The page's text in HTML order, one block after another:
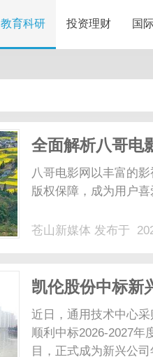
教育科研 投资理财 国
全面解析八哥电
完美结合
八哥电影网以丰富的
版权保障，成为用户
苍山新媒体 发布于
凯伦股份中标新
目
近日，通用技术中心
顺利中标2026-2027年
目，正式成为新兴公